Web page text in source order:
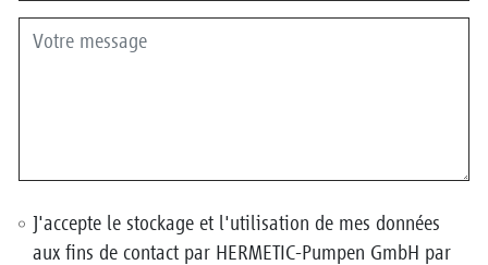
J'accepte le stockage et l'utilisation de mes données
aux fins de contact par HERMETIC-Pumpen GmbH par